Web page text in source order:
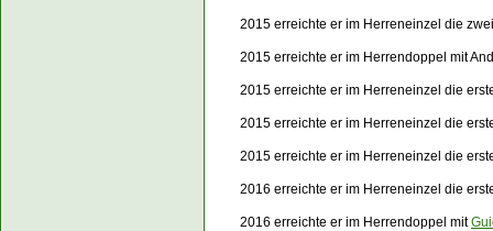
2015 erreichte er im Herreneinzel die
2015 erreichte er im Herrendoppel mit
2015 erreichte er im Herreneinzel die
2015 erreichte er im Herreneinzel die
2015 erreichte er im Herreneinzel die
2016 erreichte er im Herreneinzel die
2016 erreichte er im Herrendoppel mit